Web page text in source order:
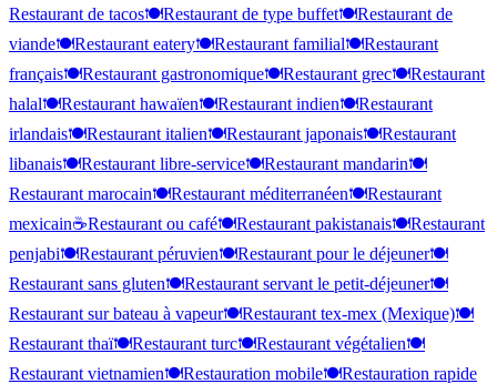
Restaurant de tacos🍽️Restaurant de type buffet🍽️Restaurant de
viande🍽️Restaurant eatery🍽️Restaurant familial🍽️Restaurant
français🍽️Restaurant gastronomique🍽️Restaurant grec🍽️Restaurant
halal🍽️Restaurant hawaïen🍽️Restaurant indien🍽️Restaurant
irlandais🍽️Restaurant italien🍽️Restaurant japonais🍽️Restaurant
libanais🍽️Restaurant libre-service🍽️Restaurant mandarin🍽️
Restaurant marocain🍽️Restaurant méditerranéen🍽️Restaurant
mexicain☕Restaurant ou café🍽️Restaurant pakistanais🍽️Restaurant
penjabi🍽️Restaurant péruvien🍽️Restaurant pour le déjeuner🍽️
Restaurant sans gluten🍽️Restaurant servant le petit-déjeuner🍽️
Restaurant sur bateau à vapeur🍽️Restaurant tex-mex (Mexique)🍽️
Restaurant thaï🍽️Restaurant turc🍽️Restaurant végétalien🍽️
Restaurant vietnamien🍽️Restauration mobile🍽️Restauration rapide